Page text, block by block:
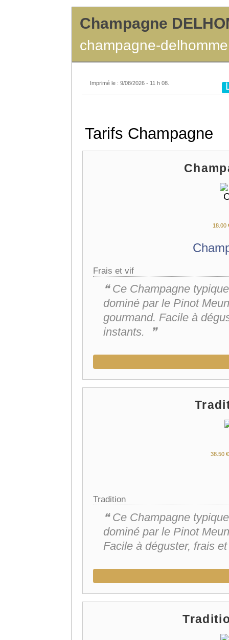
Champagne
champagne-
Imprimé le : 9/08/2026 - 11 h 08.
Tarifs Champagne
18. 00
Frais et vif
❝ Ce Champagne
dominé par le Pinot
gourmand. Facile à
instants. ❞
38. 50
Tradition
❝ Ce Champagne
dominé par le Pinot
Facile à déguster, frais